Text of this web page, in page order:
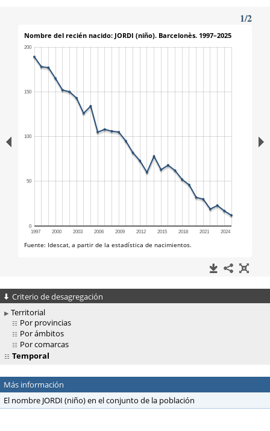
Criterio de desagregación
Territorial
Por provincias
Por ámbitos
Por comarcas
Temporal
Más información
El nombre JORDI (niño) en el conjunto de la población